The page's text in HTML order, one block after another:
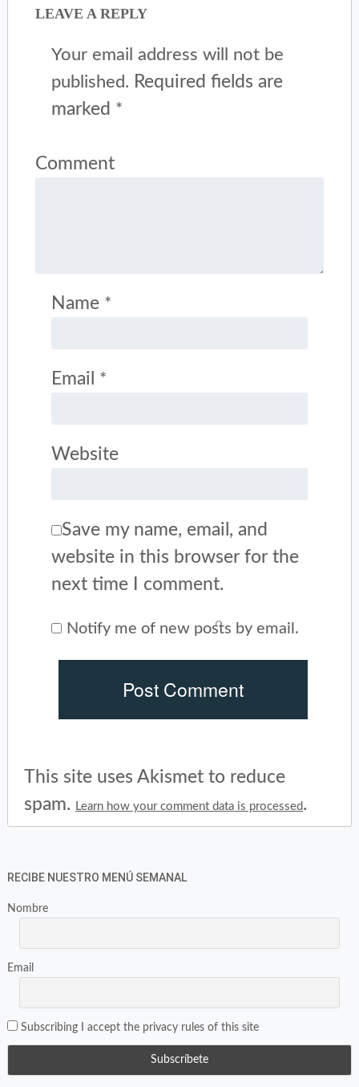
LEAVE A REPLY
Your email address will not be
published. Required fields are
marked *
Comment
Name *
Email *
Website
Save my name, email, and
website in this browser for the
next time I comment.
Notify me of new posts by email.
This site uses Akismet to reduce
spam.
Learn how your comment data is processed.
RECIBE NUESTRO MENÚ SEMANAL
Nombre
Email
Subscribing I accept the privacy rules of this site